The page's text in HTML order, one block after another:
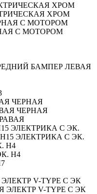
ХРОМ
ХРОМ
С МОТОРОМ
С МОТОРОМ
БАМПЕР ЛЕВАЯ
ЧЕРНАЯ
ЧЕРНАЯ
ЭЛЕКТРИКА С ЭК.
ЭЛЕКТРИКА С ЭК.
H4
H4
V-TYPE С ЭК
ЭЛЕКТР V-TYPE С ЭК